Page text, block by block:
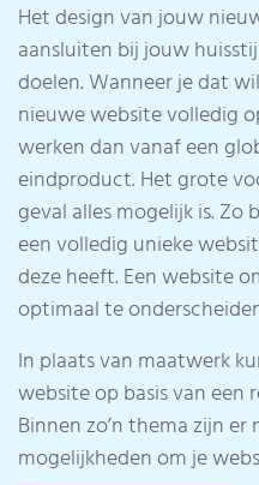
Het design van jouw
aansluiten bij jouw
doelen. Wanneer je dat
nieuwe website volledig
werken dan vanaf een
eindproduct. Het grote
geval alles mogelijk is.
een volledig unieke
deze heeft. Een website
optimaal te
In plaats van maatwerk
website op basis van een
Binnen zo’n thema zijn
mogelijkheden om je